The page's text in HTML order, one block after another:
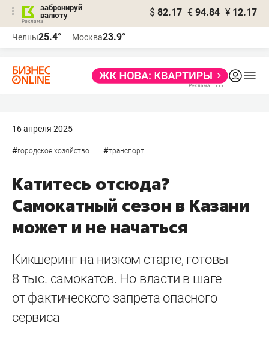
забронируй
валюту
$ 82.17 € 94.84 ¥ 12.17
Челны25.4° Москва23.9°
16 апреля 2025
#городское хозяйство #транспорт
Катитесь отсюда?
Самокатный сезон в Казани
может и не начаться
Кикшеринг на низком старте, готовы
8 тыс. самокатов. Но власти в шаге
от фактического запрета опасного
сервиса